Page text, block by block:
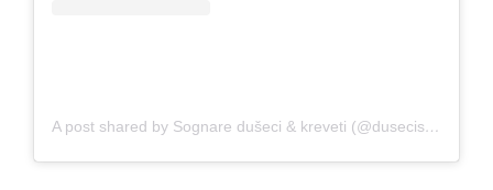
A post shared by Sognare dušeci & kreveti (@dusecisognare)